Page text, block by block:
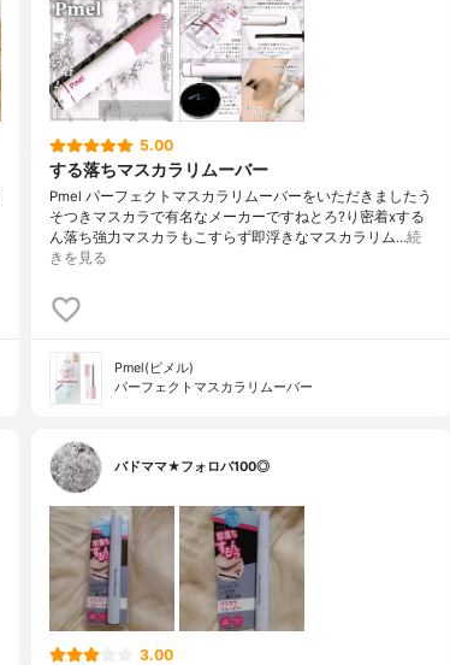
5.00
する落ちマスカラリムーバー
Pmel パーフェクトマスカラリムーバーをいただきましたう
そつきマスカラで有名なメーカーですねとろ?り密着xする
ん落ち強力マスカラもこすらず即浮きなマスカラリム…続
きを見る
Pmel(ピメル)
パーフェクトマスカラリムーバー
バドママ★フォロバ100◎
3.00